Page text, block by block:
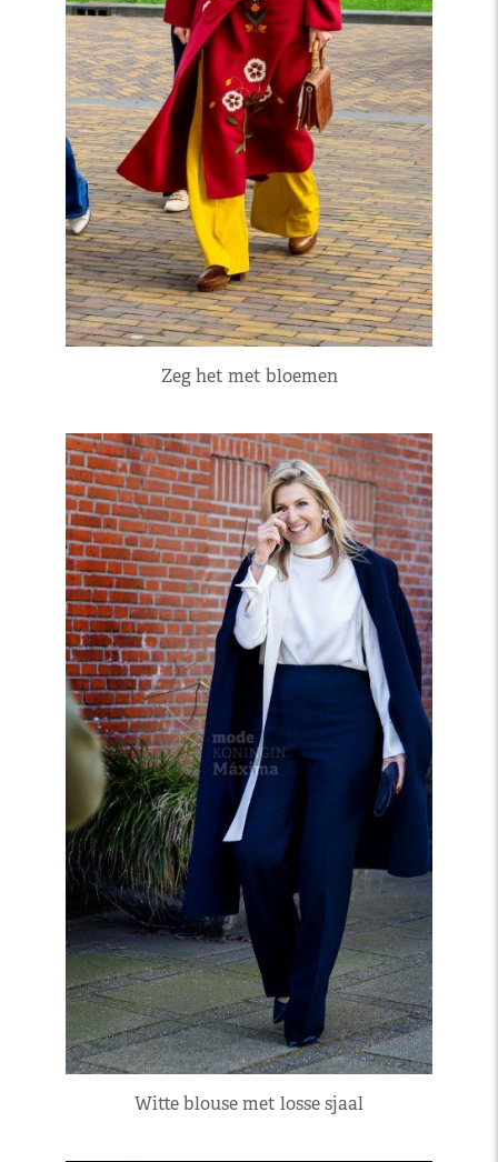
Zeg het met bloemen
Witte blouse met losse sjaal